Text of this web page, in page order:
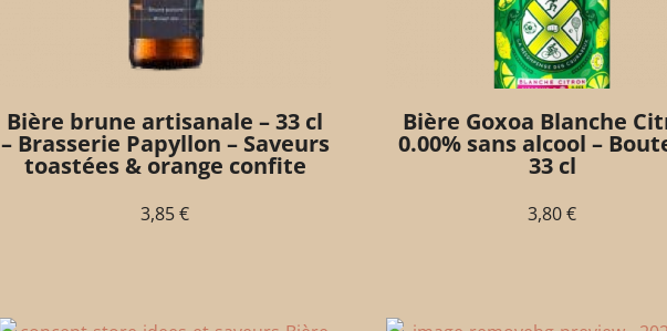
Bière brune artisanale – 33 cl
– Brasserie Papyllon – Saveurs
toastées & orange confite
3,85€
Bière Goxoa Blanche
0.00% sans alcool –
33 cl
3,80€